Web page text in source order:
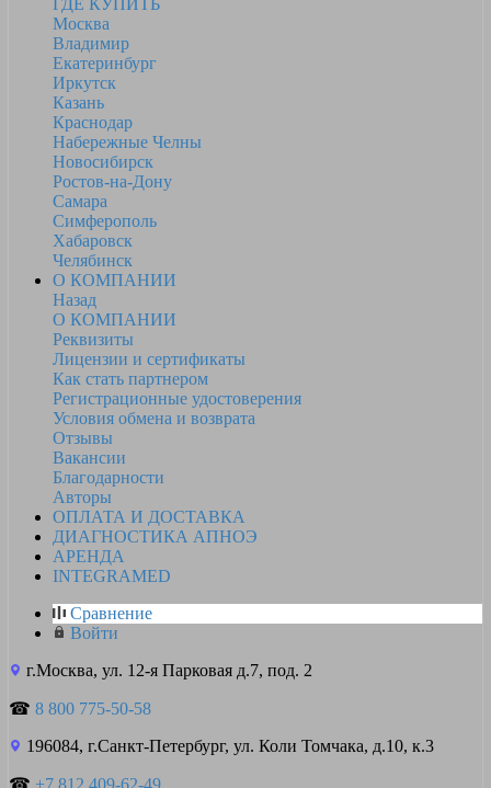
ГДЕ КУПИТЬ
Москва
Владимир
Екатеринбург
Иркутск
Казань
Краснодар
Набережные Челны
Новосибирск
Ростов-на-Дону
Самара
Симферополь
Хабаровск
Челябинск
О КОМПАНИИ
Назад
О КОМПАНИИ
Реквизиты
Лицензии и сертификаты
Как стать партнером
Регистрационные удостоверения
Условия обмена и возврата
Отзывы
Вакансии
Благодарности
Авторы
ОПЛАТА И ДОСТАВКА
ДИАГНОСТИКА АПНОЭ
АРЕНДА
INTEGRAMED
Сравнение
Войти
г.Москва, ул. 12-я Парковая д.7, под. 2
☎ 8 800 775-50-58
196084, г.Санкт-Петербург, ул. Коли Томчака, д.10, к.3
☎ +7 812 409-62-49